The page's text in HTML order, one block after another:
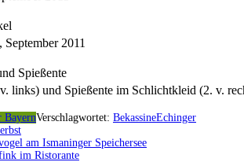
2011
links) und Spießente im Schlichtkleid (2. v.
BayernVerschlagwortet: BekassineEchinger
am Ismaninger Speichersee
im Ristorante